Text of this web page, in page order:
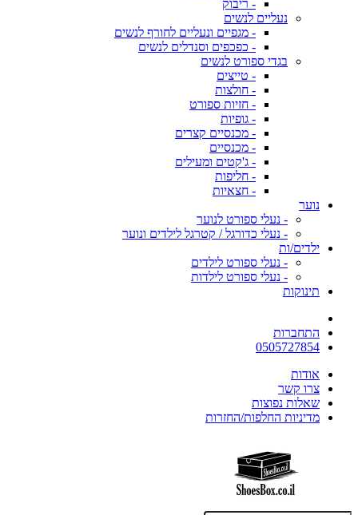
- ריבוק
נעליים לנשים
- מגפיים ונעליים לחורף לנשים
- כפכפים וסנדלים לנשים
בגדי ספורט לנשים
- טייצים
- חולצות
- חזיות ספורט
- גופיות
- מכנסיים קצרים
- מכנסיים
- ג'קטים ומעילים
- חליפות
- חצאיות
נוער
- נעלי ספורט לנוער
- נעלי כדורגל / קטרגל לילדים ונוער
ילדים/ות
- נעלי ספורט לילדים
- נעלי ספורט לילדות
תינוקות
התחברות
0505727854
אודות
צרו קשר
שאלות נפוצות
מדיניות החלפות/החזרות